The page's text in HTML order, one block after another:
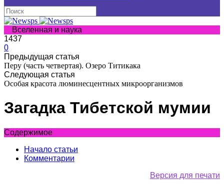
Вселенная и наука
1437
0
Предыдущая статья
Перу (часть четвертая). Озеро Титикака
Следующая статья
Особая красота люминесцентных микроорганизмов
Загадка Тибетской мумии
Содержимое
Начало статьи
Комментарии
Версия для печати